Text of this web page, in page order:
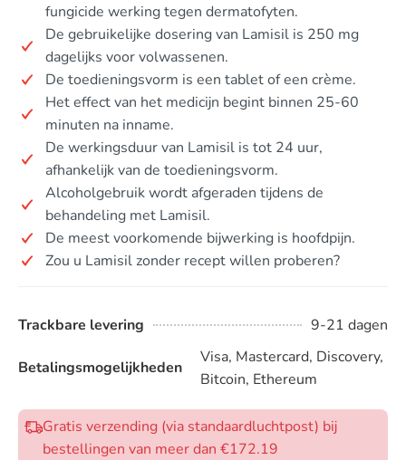
fungicide werking tegen dermatofyten.
De gebruikelijke dosering van Lamisil is 250 mg
dagelijks voor volwassenen.
De toedieningsvorm is een tablet of een crème.
Het effect van het medicijn begint binnen 25-60
minuten na inname.
De werkingsduur van Lamisil is tot 24 uur,
afhankelijk van de toedieningsvorm.
Alcoholgebruik wordt afgeraden tijdens de
behandeling met Lamisil.
De meest voorkomende bijwerking is hoofdpijn.
Zou u Lamisil zonder recept willen proberen?
Trackbare levering 9-21 dagen
Betalingsmogelijkheden
Visa, Mastercard, Discovery,
Bitcoin, Ethereum
Gratis verzending (via standaardluchtpost) bij
bestellingen van meer dan €172.19